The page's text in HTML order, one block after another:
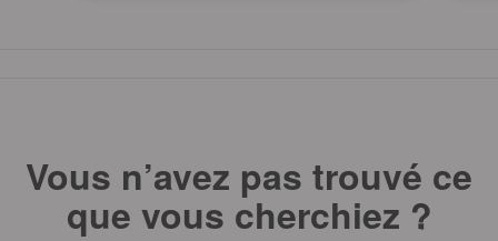
Vous n’avez pas trouvé ce
que vous cherchiez ?